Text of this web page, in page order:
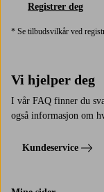
Registrer deg
* Se tilbudsvilkår ved
Vi hjelper deg
I vår FAQ finner du
også informasjon om
Kundeservice